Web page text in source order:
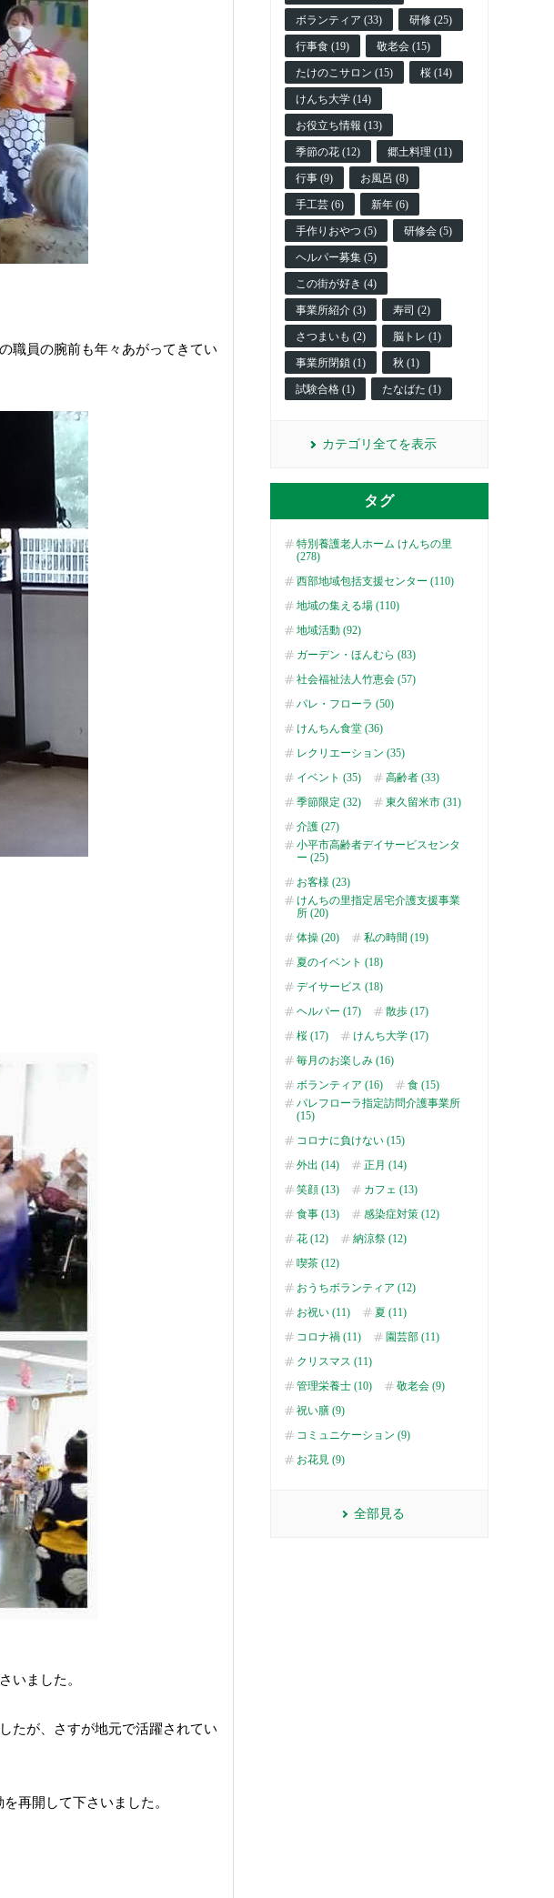
職員の腕前も年々あがってきてい
いました。
たが、さすが地元で活躍されてい
再開して下さいました。
ボランティア (33) 研修 (25)
行事食 (19) 敬老会 (15)
たけのこサロン (15) 桜 (14)
けんち大学 (14)
お役立ち情報 (13)
季節の花 (12) 郷土料理 (11)
行事 (9) お風呂 (8)
手工芸 (6) 新年 (6)
手作りおやつ (5) 研修会 (5)
ヘルパー募集 (5)
この街が好き (4)
事業所紹介 (3) 寿司 (2)
さつまいも (2) 脳トレ (1)
事業所閉鎖 (1) 秋 (1)
試験合格 (1) たなばた (1)
カテゴリ全てを表示
タグ
特別養護老人ホーム けんちの里
(278)
西部地域包括支援センター (110)
地域の集える場 (110)
地域活動 (92)
ガーデン・ほんむら (83)
社会福祉法人竹恵会 (57)
パレ・フローラ (50)
けんちん食堂 (36)
レクリエーション (35)
イベント (35)
高齢者 (33)
季節限定 (32)
東久留米市 (31)
介護 (27)
小平市高齢者デイサービスセンタ
ー (25)
お客様 (23)
けんちの里指定居宅介護支援事業
所 (20)
体操 (20)
私の時間 (19)
夏のイベント (18)
デイサービス (18)
ヘルパー (17)
散歩 (17)
桜 (17)
けんち大学 (17)
毎月のお楽しみ (16)
ボランティア (16)
食 (15)
パレフローラ指定訪問介護事業所
(15)
コロナに負けない (15)
外出 (14)
正月 (14)
笑顔 (13)
カフェ (13)
食事 (13)
感染症対策 (12)
花 (12)
納涼祭 (12)
喫茶 (12)
おうちボランティア (12)
お祝い (11)
夏 (11)
コロナ禍 (11)
園芸部 (11)
クリスマス (11)
管理栄養士 (10)
敬老会 (9)
祝い膳 (9)
コミュニケーション (9)
お花見 (9)
全部見る